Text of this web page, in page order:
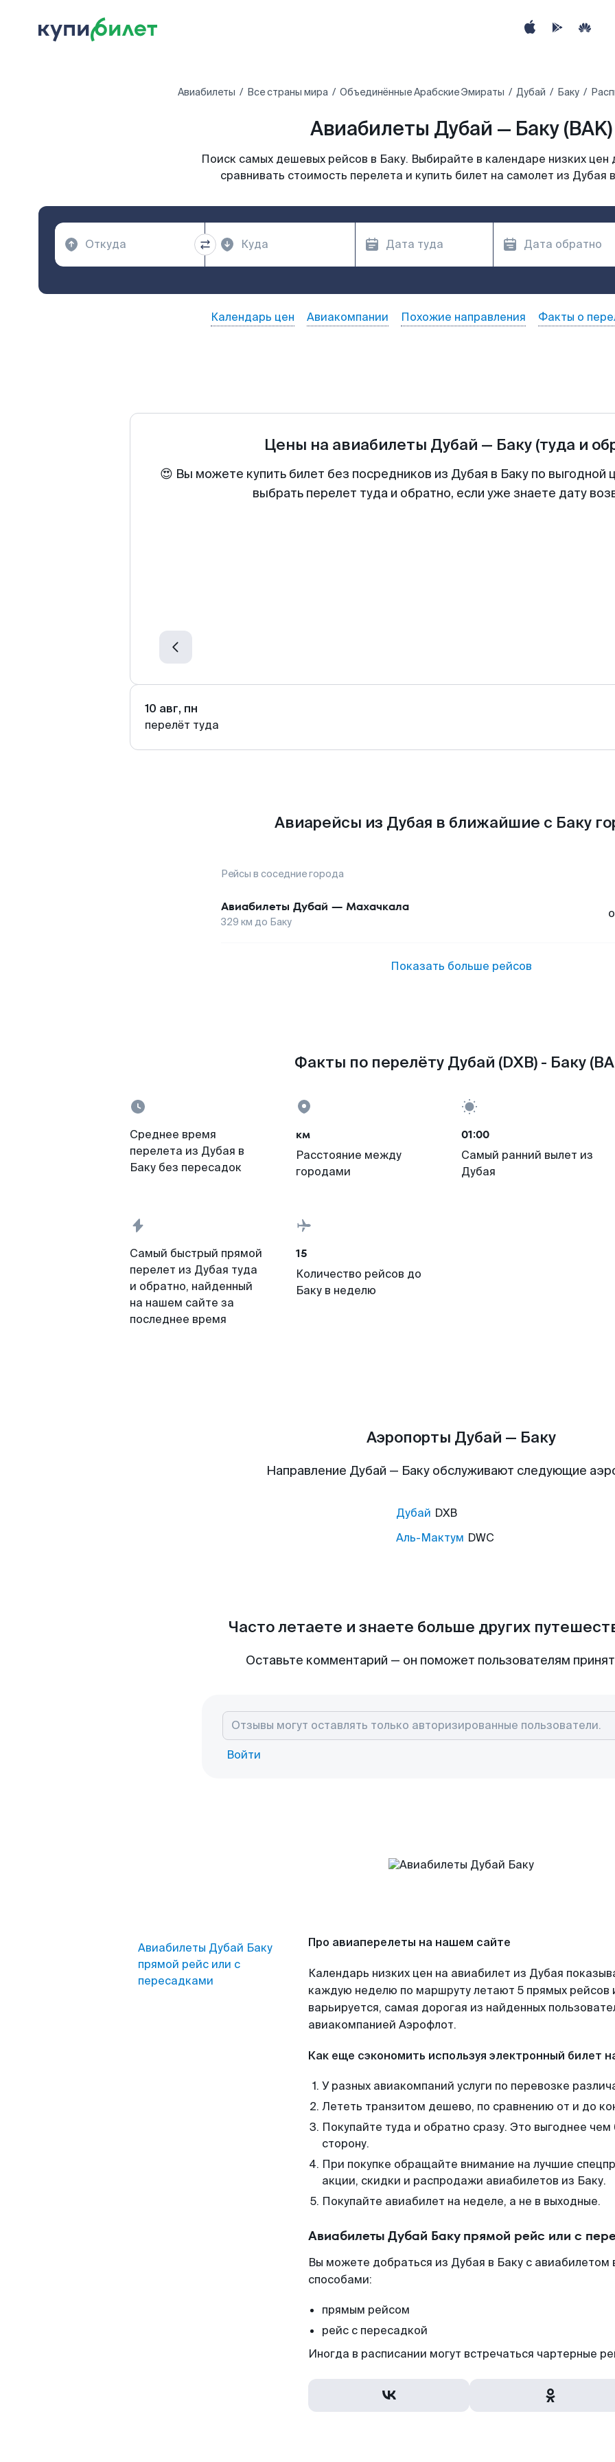
Авиабилеты Все страны мира Объединённые Арабские Эмираты Дубай Баку
Авиабилеты Дубай — Баку (BAK)
Поиск самых дешевых рейсов в Баку. Выбирайте в календаре низких цен
сравнивать стоимость перелета и купить билет на самолет из Дубая
Календарь цен Авиакомпании Похожие направления Факты о
Цены на авиабилеты Дубай — Баку (туда и
😍 Вы можете купить билет без посредников из Дубая в Баку по
выбрать перелет туда и обратно, если уже знаете дату
10 авг, пн
перелёт туда
Авиарейсы из Дубая в ближайшие с Баку
Рейсы в соседние города
Авиабилеты Дубай — Махачкала
329 км до Баку
Показать больше рейсов
Факты по перелёту Дубай (DXB) - Баку
Среднее время
перелета из Дубая в
Баку без пересадок
км
Расстояние между
городами
01:00
Самый ранний вылет из
Дубая
Самый быстрый прямой
перелет из Дубая туда
и обратно, найденный
на нашем сайте за
последнее время
15
Количество рейсов до
Баку в неделю
Аэропорты Дубай — Баку
Направление Дубай — Баку обслуживают следующие
Дубай DXB
Аль-Мактум DWC
Часто летаете и знаете больше других
Оставьте комментарий — он поможет пользователям
Войти
Авиабилеты Дубай Баку
прямой рейс или с
пересадками
Про авиаперелеты на нашем сайте
Календарь низких цен на авиабилет из Дубая
каждую неделю по маршруту летают 5 прямых рейсов
варьируется, самая дорогая из найденных
авиакомпанией Аэрофлот.
Как еще сэкономить используя электронный билет
У разных авиакомпаний услуги по перевозке
Лететь транзитом дешево, по сравнению от и до
Покупайте туда и обратно сразу. Это выгоднее
сторону.
При покупке обращайте внимание на лучшие
акции, скидки и распродажи авиабилетов из Баку.
Покупайте авиабилет на неделе, а не в выходные.
Авиабилеты Дубай Баку прямой рейс или с
Вы можете добраться из Дубая в Баку с
способами:
прямым рейсом
рейс с пересадкой
Иногда в расписании могут встречаться чартерные